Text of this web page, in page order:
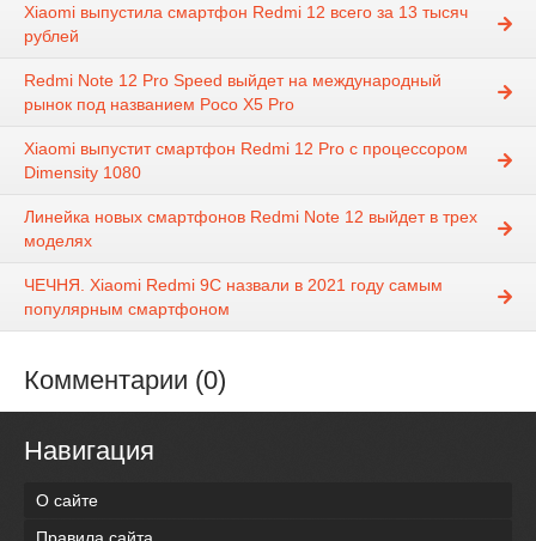
Xiaomi выпустила смартфон Redmi 12 всего за 13 тысяч
рублей
Redmi Note 12 Pro Speed выйдет на международный
рынок под названием Poco X5 Pro
Xiaomi выпустит смартфон Redmi 12 Pro с процессором
Dimensity 1080
Линейка новых смартфонов Redmi Note 12 выйдет в трех
моделях
ЧЕЧНЯ. Xiaomi Redmi 9C назвали в 2021 году самым
популярным смартфоном
Комментарии (0)
Навигация
О сайте